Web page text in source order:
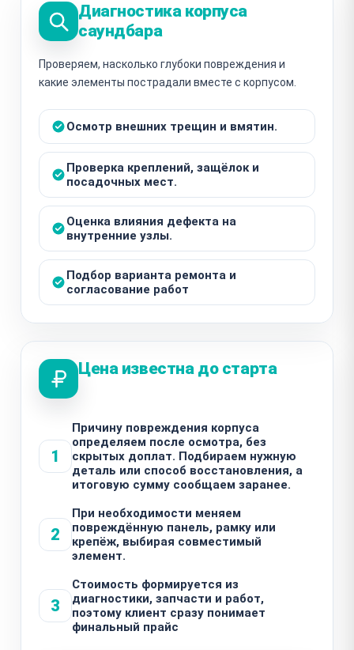
Диагностика корпуса
саундбара
Проверяем, насколько глубоки повреждения и
какие элементы пострадали вместе с корпусом.
Осмотр внешних трещин и вмятин.
Проверка креплений, защёлок и
посадочных мест.
Оценка влияния дефекта на
внутренние узлы.
Подбор варианта ремонта и
согласование работ
Цена известна до старта
1
Причину повреждения корпуса
определяем после осмотра, без
скрытых доплат. Подбираем нужную
деталь или способ восстановления, а
итоговую сумму сообщаем заранее.
2
При необходимости меняем
повреждённую панель, рамку или
крепёж, выбирая совместимый
элемент.
3
Стоимость формируется из
диагностики, запчасти и работ,
поэтому клиент сразу понимает
финальный прайс